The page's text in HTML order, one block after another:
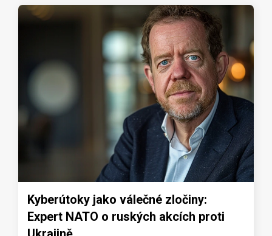
Kyberútoky jako válečné zločiny:
Expert NATO o ruských akcích proti